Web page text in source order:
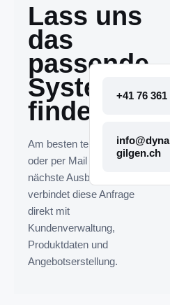
Lass uns
das
passende
System
finden.
Am besten telefonisch
oder per Mail melden. Die
nächste Ausbaustufe
verbindet diese Anfrage
direkt mit
Kundenverwaltung,
Produktdaten und
Angebotserstellung.
+41 76 361
gilgen.ch